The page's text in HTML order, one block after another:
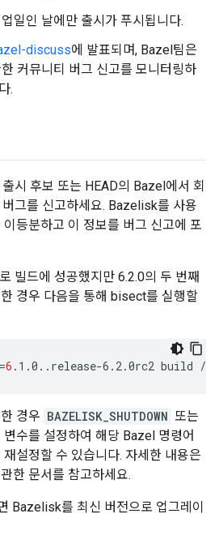
일인 날에만 출시가 푸시됩니다.
discuss에 발표되며, Bazel팀은
커뮤니티 버그 신고를 모니터링하
.
시 후보 또는 HEAD의 Bazel에서 회
버그를 신고하세요. Bazelisk를 사용
등분하고 이 정보를 버그 신고에 포
빌드에 성공했지만 6.2.0의 두 번째
경우 다음을 통해 bisect를 실행할
=6 .1.0..release-6.2.0rc2 build
경우 BAZELISK_SHUTDOWN 또는
변수를 설정하여 해당 Bazel 명령어
설정할 수 있습니다. 자세한 내용은
한 문서를 참고하세요.
Bazelisk를 최신 버전으로 업그레이